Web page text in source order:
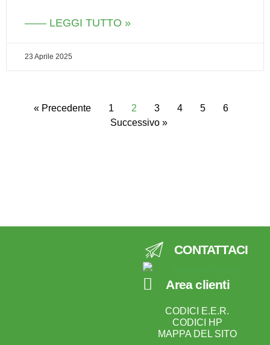
—— LEGGI TUTTO »
23 Aprile 2025
« Precedente 1 2 3 4 5
6
Successivo »
CONTATTACI
Area clienti
CODICI E.E.R.
CODICI HP
MAPPA DEL SITO